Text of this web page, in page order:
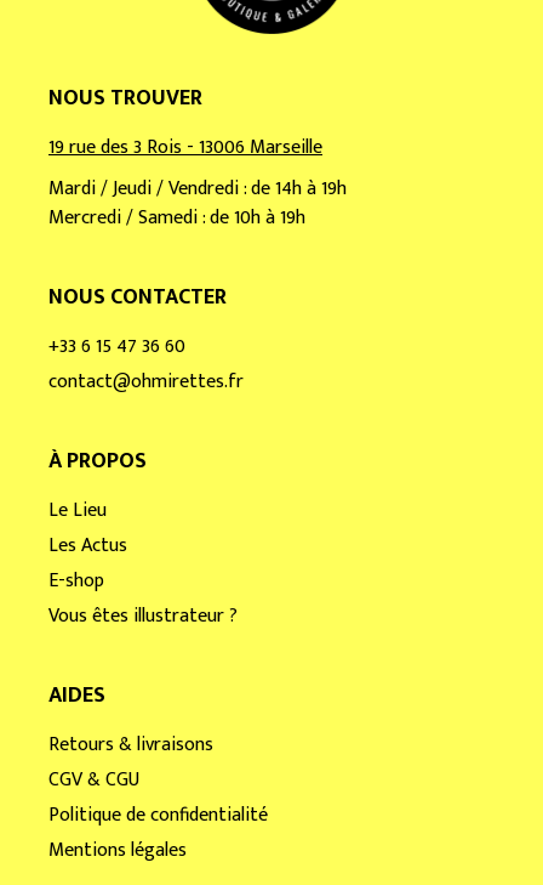
NOUS TROUVER
19 rue des 3 Rois - 13006 Marseille
Mardi / Jeudi / Vendredi : de 14h à 19h
Mercredi / Samedi : de 10h à 19h
NOUS CONTACTER
+33 6 15 47 36 60
contact@ohmirettes.fr
À PROPOS
Le Lieu
Les Actus
E-shop
Vous êtes illustrateur ?
AIDES
Retours & livraisons
CGV & CGU
Politique de confidentialité
Mentions légales